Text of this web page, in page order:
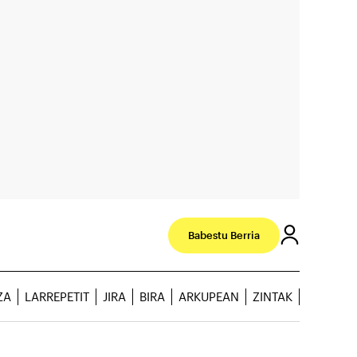
Babestu Berria
LARREPETIT JIRA BIRA ARKUPEAN ZINTAK